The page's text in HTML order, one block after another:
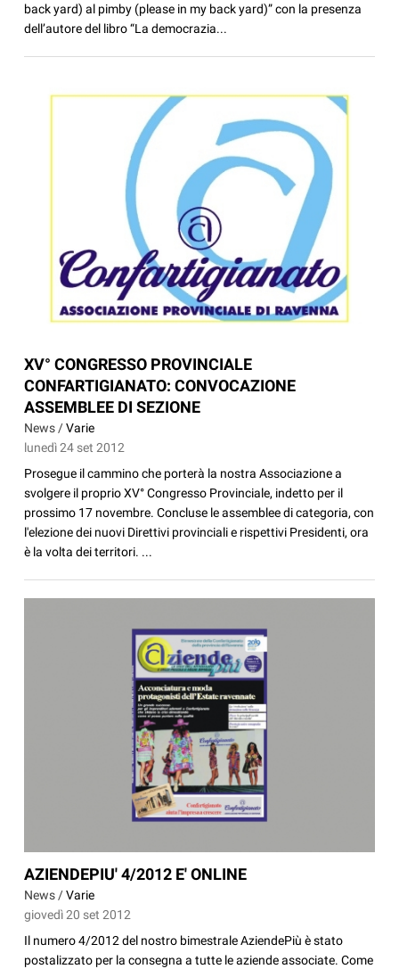
back yard) al pimby (please in my back yard)” con la presenza
dell’autore del libro “La democrazia...
XV° CONGRESSO PROVINCIALE
CONFARTIGIANATO: CONVOCAZIONE
ASSEMBLEE DI SEZIONE
News /Varie
lunedì 24 set 2012
Prosegue il cammino che porterà la nostra Associazione a
svolgere il proprio XV° Congresso Provinciale, indetto per il
prossimo 17 novembre. Concluse le assemblee di categoria, con
l'elezione dei nuovi Direttivi provinciali e rispettivi Presidenti, ora
è la volta dei territori. ...
AZIENDEPIU' 4/2012 E' ONLINE
News /Varie
giovedì 20 set 2012
Il numero 4/2012 del nostro bimestrale AziendePiù è stato
postalizzato per la consegna a tutte le aziende associate. Come